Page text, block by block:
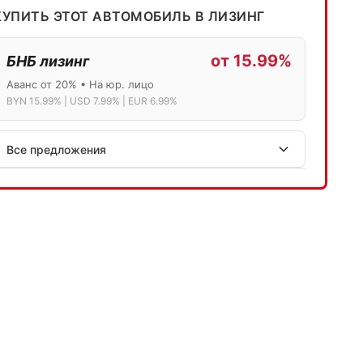
ЭТОТ АВТОМОБИЛЬ В ЛИЗИНГ
БНБ лизинг от 15.99%
Аванс от 20% • На юр. лицо
BYN 15.99% | USD 7.99% | EUR 6.99%
Все предложения
АСБ лизинг